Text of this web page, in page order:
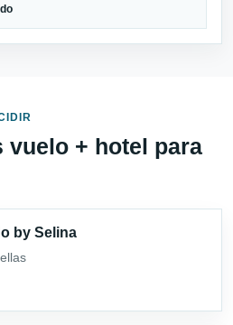
vuelo + hotel para
by Selina